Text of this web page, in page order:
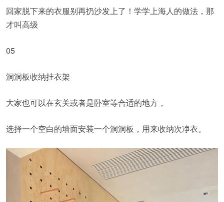
回家脱下来的衣服别再扔沙发上了！学学上海人的做法，那
才叫高级
05
洞洞板收纳挂衣架
大家也可以在玄关或者是卧室等合适的地方，
选择一个空白的墙面安装一个洞洞板，用来收纳次净衣。